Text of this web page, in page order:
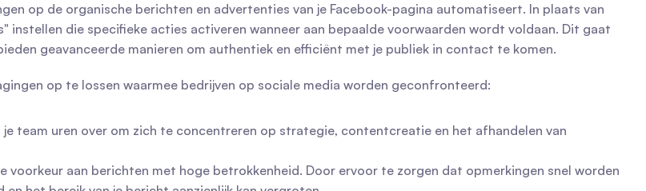
op de organische berichten en advertenties van je Facebook-pagina automatiseert. In plaats van
die specifieke acties activeren wanneer aan bepaalde voorwaarden wordt voldaan. Dit gaat
geavanceerde manieren om authentiek en efficiënt met je publiek in contact te komen.
op te lossen waarmee bedrijven op sociale media worden geconfronteerd:
team uren over om zich te concentreren op strategie, contentcreatie en het afhandelen van
voorkeur aan berichten met hoge betrokkenheid. Door ervoor te zorgen dat opmerkingen snel worden